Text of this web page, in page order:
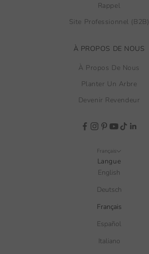
Rappel
Site Professionnel (B2B)
À PROPOS DE NOUS
À Propos De Nous
Planter Un Arbre
Devenir Revendeur
Français
Langue
English
Deutsch
Français
Español
Italiano